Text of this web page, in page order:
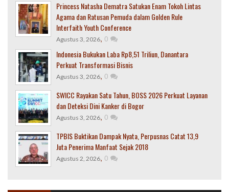
Princess Natasha Dematra Satukan Enam Tokoh Lintas
Agama dan Ratusan Pemuda dalam Golden Rule
Interfaith Youth Conference
Agustus 3, 2026, 0
Indonesia Bukukan Laba Rp8,51 Triliun, Danantara
Perkuat Transformasi Bisnis
Agustus 3, 2026, 0
SWICC Rayakan Satu Tahun, BOSS 2026 Perkuat Layanan
dan Deteksi Dini Kanker di Bogor
Agustus 3, 2026, 0
TPBIS Buktikan Dampak Nyata, Perpusnas Catat 13,9
Juta Penerima Manfaat Sejak 2018
Agustus 2, 2026, 0